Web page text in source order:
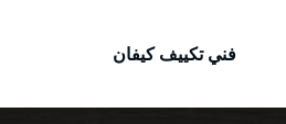
فني تكييف كيفان